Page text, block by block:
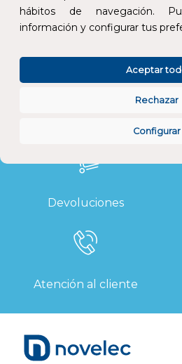
hábitos de navegación.
información y configurar tus
Configurar
Rechazar
Aceptar
Devoluciones
Atención al cliente